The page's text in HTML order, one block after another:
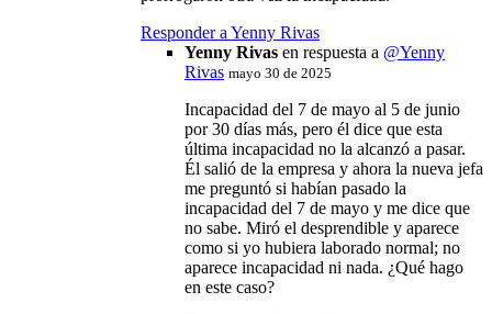
Responder a Yenny Rivas
Yenny Rivas en respuesta a @Yenny
Rivas mayo 30 de 2025
Incapacidad del 7 de mayo al 5 de junio
por 30 días más, pero él dice que esta
última incapacidad no la alcanzó a pasar.
Él salió de la empresa y ahora la nueva jefa
me preguntó si habían pasado la
incapacidad del 7 de mayo y me dice que
no sabe. Miró el desprendible y aparece
como si yo hubiera laborado normal; no
aparece incapacidad ni nada. ¿Qué hago
en este caso?